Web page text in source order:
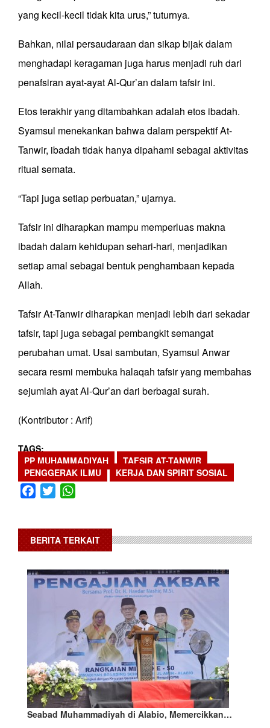
yang kecil-kecil tidak kita urus,” tuturnya.
Bahkan, nilai persaudaraan dan sikap bijak dalam
menghadapi keragaman juga harus menjadi ruh dari
penafsiran ayat-ayat Al-Qur’an dalam tafsir ini.
Etos terakhir yang ditambahkan adalah etos ibadah.
Syamsul menekankan bahwa dalam perspektif At-
Tanwir, ibadah tidak hanya dipahami sebagai aktivitas
ritual semata.
“Tapi juga setiap perbuatan,” ujarnya.
Tafsir ini diharapkan mampu memperluas makna
ibadah dalam kehidupan sehari-hari, menjadikan
setiap amal sebagai bentuk penghambaan kepada
Allah.
Tafsir At-Tanwir diharapkan menjadi lebih dari sekadar
tafsir, tapi juga sebagai pembangkit semangat
perubahan umat. Usai sambutan, Syamsul Anwar
secara resmi membuka halaqah tafsir yang membahas
sejumlah ayat Al-Qur’an dari berbagai surah.
(Kontributor : Arif)
TAGS
PP MUHAMMADIYAH
TAFSIR AT-TANWIR
PENGGERAK ILMU
KERJA DAN SPIRIT SOSIAL
Facebook
Twitter
BERITA TERKAIT
Seabad Muhammadiyah di Alabio, Memercikkan…